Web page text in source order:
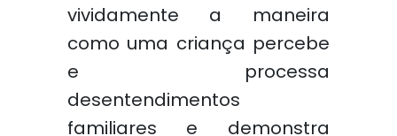
vividamente a maneira
como uma criança percebe
e processa
desentendimentos
familiares e demonstra